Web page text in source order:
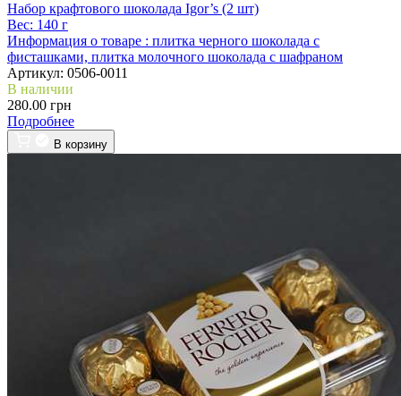
Набор крафтового шоколада Igor’s (2 шт)
Вес: 140 г
Информация о товаре : плитка черного шоколада с
фисташками, плитка молочного шоколада с шафраном
Артикул: 0506-0011
В наличии
280.00 грн
Подробнее
В корзину